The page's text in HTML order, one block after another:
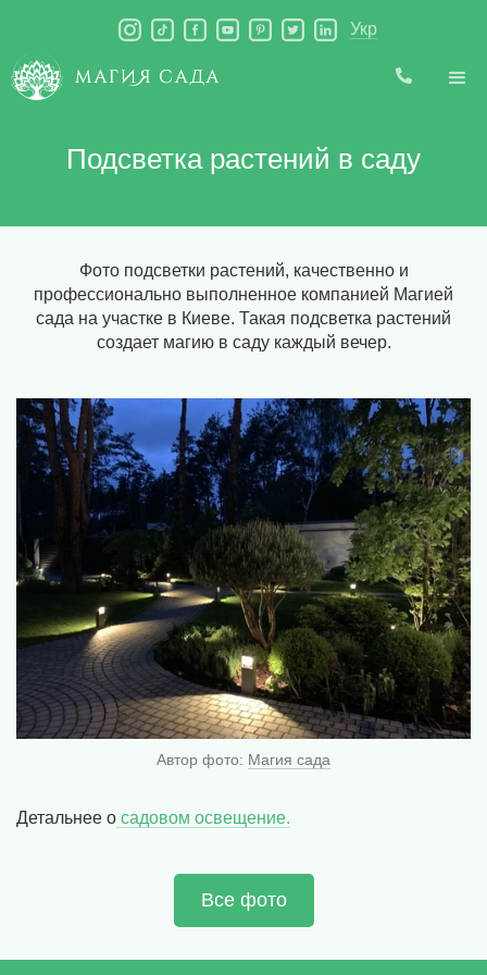
Укр
Подсветка растений в саду
Фото подсветки растений, качественно и
профессионально выполненное компанией Магией
сада на участке в Киеве. Такая подсветка растений
создает магию в саду каждый вечер.
Автор фото: Магия сада
Детальнее о садовом освещение.
Все фото